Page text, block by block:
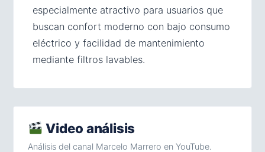
especialmente atractivo para usuarios que
buscan confort moderno con bajo consumo
eléctrico y facilidad de mantenimiento
mediante filtros lavables.
Video análisis
Análisis del canal Marcelo Marrero en YouTube.